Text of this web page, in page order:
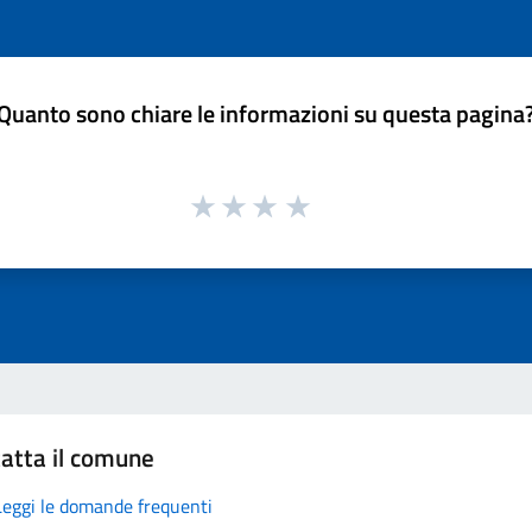
sono chiare le informazioni su questa
il comune
le domande frequenti